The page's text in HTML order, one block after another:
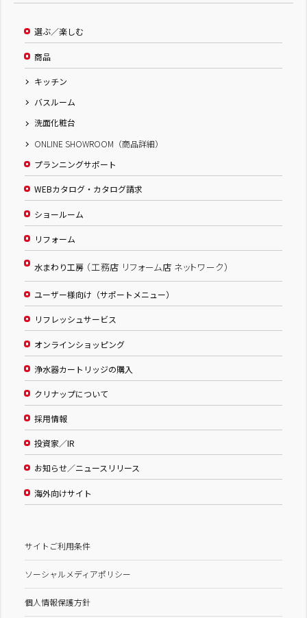
選ぶ／楽しむ
商品
キッチン
バスルーム
洗面化粧台
ONLINE SHOWROOM（商品詳細）
プランニングサポート
WEBカタログ・カタログ請求
ショールーム
リフォーム
水まわり工房 （工務店 リフォーム店 ネットワーク）
ユーザー様向け（サポートメニュー）
リフレッシュサービス
オンラインショッピング
浄水器カートリッジの購入
クリナップについて
採用情報
投資家／IR
お知らせ／ニュースリリース
海外向けサイト
サイトご利用条件
ソーシャルメディアポリシー
個人情報保護方針